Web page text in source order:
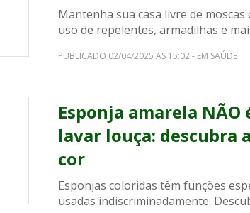
Mantenha sua casa livre de
uso de repelentes, armadilhas e
PUBLICADO 02/04/2025 AS 15:02 - EM SAÚDE
Esponja amarela
lavar louça: descubra
cor
Esponjas coloridas têm funções
usadas indiscriminadamente.